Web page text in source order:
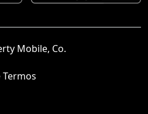
Mobile, Co.
Termos